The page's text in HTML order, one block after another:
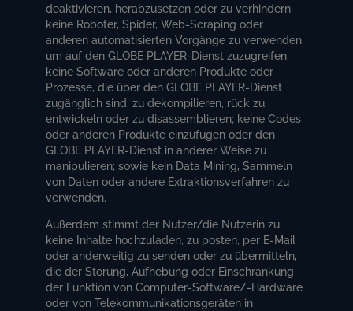
deaktivieren, herabzusetzen oder zu verhindern;
keine Roboter, Spider, Web-Scraping oder
anderen automatisierten Vorgänge zu verwenden,
um auf den GLOBE PLAYER-Dienst zuzugreifen;
keine Software oder anderen Produkte oder
Prozesse, die über den GLOBE PLAYER-Dienst
zugänglich sind, zu dekompilieren, rück zu
entwickeln oder zu disassemblieren; keine Codes
oder anderen Produkte einzufügen oder den
GLOBE PLAYER-Dienst in anderer Weise zu
manipulieren; sowie kein Data Mining, Sammeln
von Daten oder andere Extraktionsverfahren zu
verwenden.
Außerdem stimmt der Nutzer/die Nutzerin zu,
keine Inhalte hochzuladen, zu posten, per E-Mail
oder anderweitig zu senden oder zu übermitteln,
die der Störung, Aufhebung oder Einschränkung
der Funktion von Computer-Software/-Hardware
oder von Telekommunikationsgeräten in